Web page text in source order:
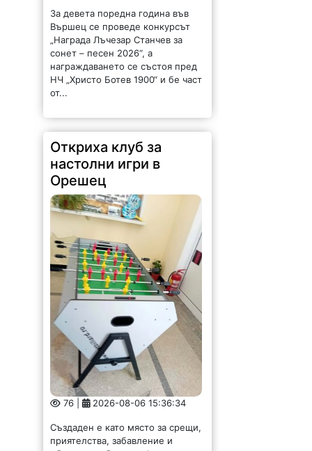
от...
Откриха клуб за
настолни игри в
76 | 2026-08-06 15:36:34
Създаден е като място за срещи,
приятелства, забавление и
общуване – без телефони и
екрани, но с много усмивки,
емоции и споделени мигове.
спечелен от читалището
проект,...